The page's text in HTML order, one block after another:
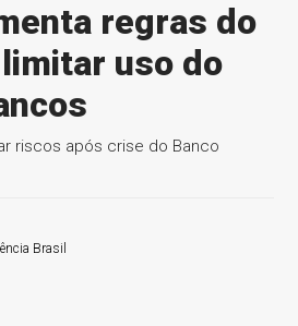
regras do
uso do
riscos após crise do Banco
Brasil